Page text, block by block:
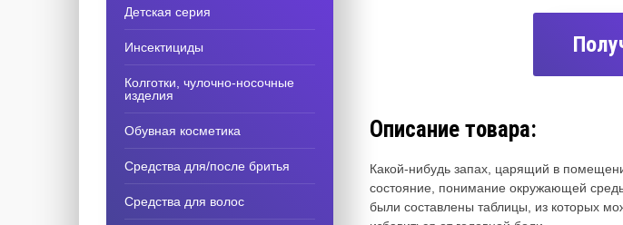
Детская серия
Инсектициды
Колготки, чулочно-носочные
изделия
Обувная косметика
Средства для/после бритья
Средства для волос
Описание товара:
Какой-нибудь запах, царящий в
состояние, понимание окружающей
были составлены таблицы, из которых